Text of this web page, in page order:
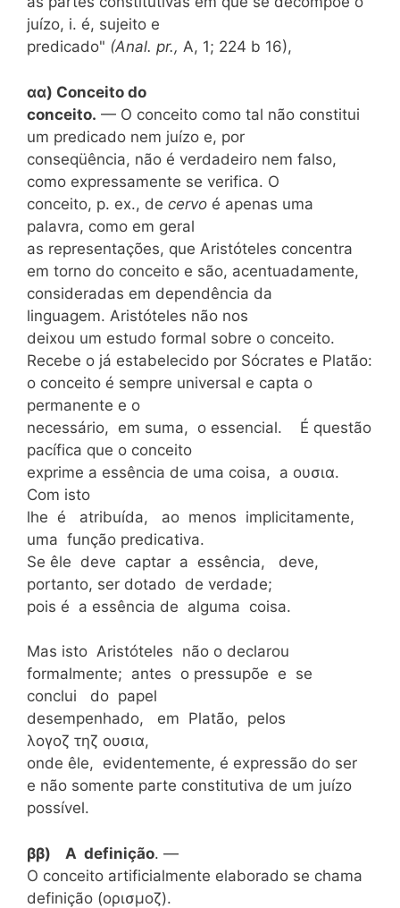
juízo, i. é, sujeito e
predicado" (Anal. pr., A, 1; 224 b 16),
αα) Conceito do
conceito. — O conceito como tal não constitui
um predicado nem juízo e, por
conseqüência, não é verdadeiro nem falso,
como expressamente se verifica. O
conceito, p. ex., de cervo é apenas uma
palavra, como em geral
as representações, que Aristóteles concentra
em torno do conceito e são, acentuadamente,
consideradas em dependência da
linguagem. Aristóteles não nos
deixou um estudo formal sobre o conceito.
Recebe o já estabelecido por Sócrates e Platão:
o conceito é sempre universal e capta o
permanente e o
necessário, em suma, o essencial. É questão
pacífica que o conceito
exprime a essência de uma coisa, a ουσια.
Com isto
lhe é atribuída, ao menos implicitamente,
uma função predicativa.
Se êle deve captar a essência, deve,
portanto, ser dotado de verdade;
pois é a essência de alguma coisa.
Mas isto Aristóteles não o declarou
formalmente; antes o pressupõe e se
conclui do papel
desempenhado, em Platão, pelos
λογοζ τηζ ουσια,
onde êle, evidentemente, é expressão do ser
e não somente parte constitutiva de um juízo
possível.
ββ) A definição. —
O conceito artificialmente elaborado se chama
definição (ορισμοζ).